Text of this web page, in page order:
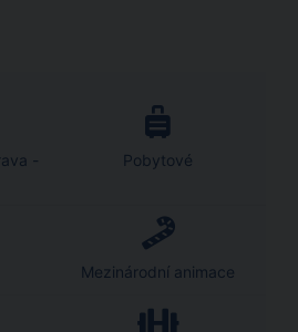
-
Pobytové
Mezinárodní animace